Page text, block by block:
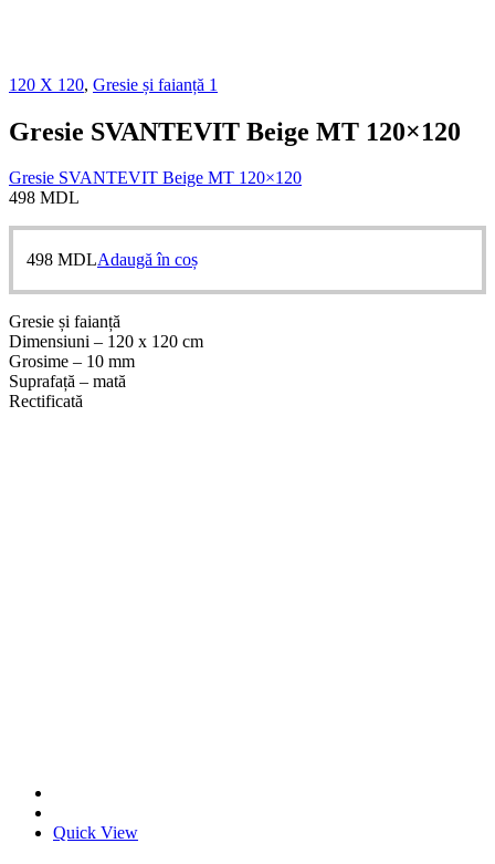
120 X 120, Gresie și faianță 1
Gresie SVANTEVIT Beige MT 120×120
Gresie SVANTEVIT Beige MT 120×120
498 MDL
498 MDLAdaugă în coș
Gresie și faianță
Dimensiuni – 120 x 120 cm
Grosime – 10 mm
Suprafață – mată
Rectificată
Quick View